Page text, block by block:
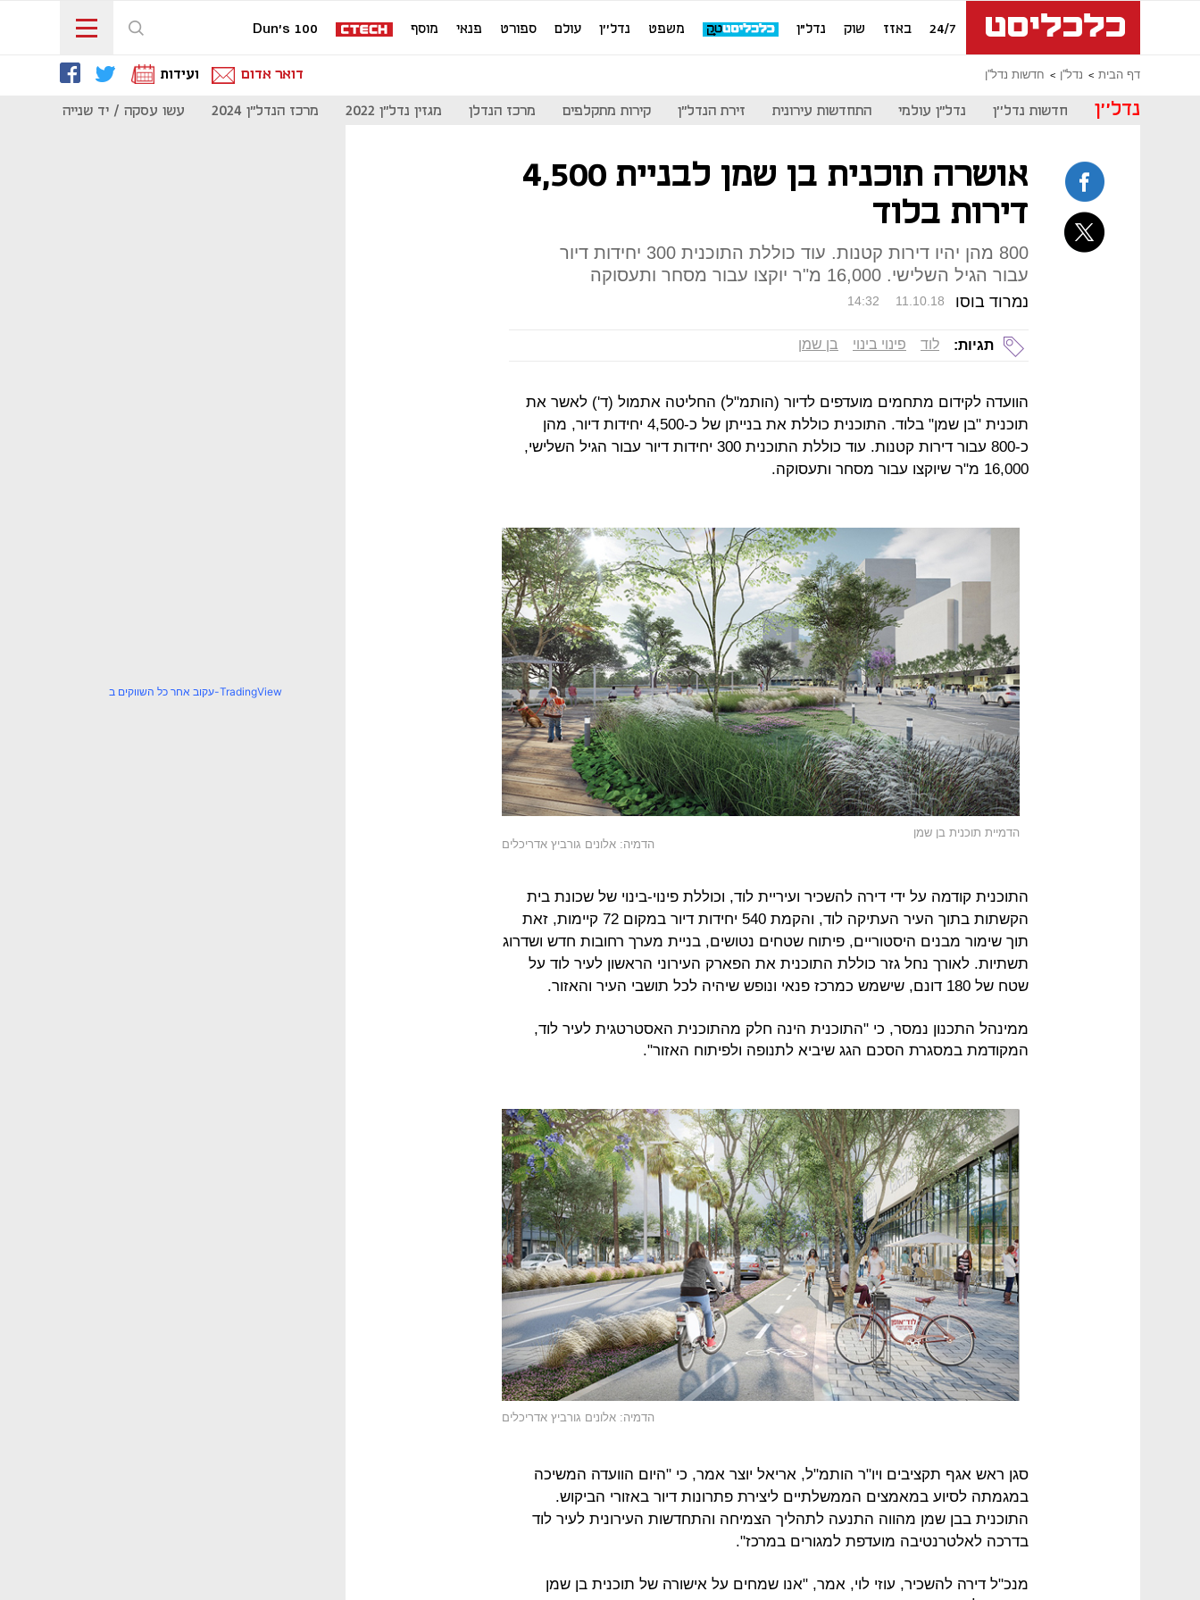
24/7 באזז שוק נדל"ן משפט נדל''ן עולם ספורט פנאי מוסף Dun's 100
דף הבית נדל''ן חדשות נדל''ן דואר אדום ועידות
נדל''ן חדשות נדל''ן נדל"ן עולמי התחדשות עירונית זירת הנדל"ן קירות מתקלפים מרכז הנדלן מגזין נדל"ן 2022 מרכז הנדל"ן 2024 עשו עסקה / יד שנייה
אושרה תוכנית בן שמן לבניית 4,500
דירות בלוד
800 מהן יהיו דירות קטנות. עוד כוללת התוכנית 300 יחידות דיור
עבור הגיל השלישי. 16,000 מ"ר יוקצו עבור מסחר ותעסוקה
נמרוד בוסו 14:32 11.10.18
תגיות: לוד פינוי בינוי בן שמן
הוועדה לקידום מתחמים מועדפים לדיור (הותמ"ל) החליטה אתמול (ד') לאשר את
תוכנית "בן שמן" בלוד. התוכנית כוללת את בנייתן של כ-4,500 יחידות דיור, מהן
כ-800 עבור דירות קטנות. עוד כוללת התוכנית 300 יחידות דיור עבור הגיל השלישי,
16,000 מ"ר שיוקצו עבור מסחר ותעסוקה.
הדמיית תוכנית בן שמן
הדמיה: אלונים גורביץ אדריכלים
התוכנית קודמה על ידי דירה להשכיר ועיריית לוד, וכוללת פינוי-בינוי של שכונת בית
הקשתות בתוך העיר העתיקה לוד, והקמת 540 יחידות דיור במקום 72 קיימות, זאת
תוך שימור מבנים היסטוריים, פיתוח שטחים נטושים, בניית מערך רחובות חדש ושדרוג
תשתיות. לאורך נחל גזר כוללת התוכנית את הפארק העירוני הראשון לעיר לוד על
שטח של 180 דונם, שישמש כמרכז פנאי ונופש שיהיה לכל תושבי העיר והאזור.
ממינהל התכנון נמסר, כי "התוכנית הינה חלק מהתוכנית האסטרטגית לעיר לוד,
המקודמת במסגרת הסכם הגג שיביא לתנופה ולפיתוח האזור".
הדמיה: אלונים גורביץ אדריכלים
סגן ראש אגף תקציבים ויו"ר הותמ"ל, אריאל יוצר אמר, כי "היום הוועדה המשיכה
במגמתה לסיוע במאמצים הממשלתיים ליצירת פתרונות דיור באזורי הביקוש.
התוכנית בבן שמן מהווה התנעה לתהליך הצמיחה והתחדשות העירונית לעיר לוד
בדרכה לאלטרנטיבה מועדפת למגורים במרכז".
מנכ"ל דירה להשכיר, עוזי לוי, אמר, "אנו שמחים על אישורה של תוכנית בן שמן
עקוב אחר כל השווקים ב-TradingView